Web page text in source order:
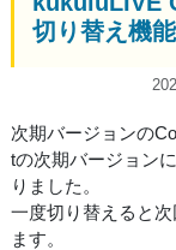
切り替え機
次期バージョンの
tの次期バージョン
りました。
一度切り替えると
ます。